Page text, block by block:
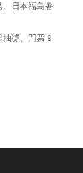
、日本福島暑
抽獎、門票 9